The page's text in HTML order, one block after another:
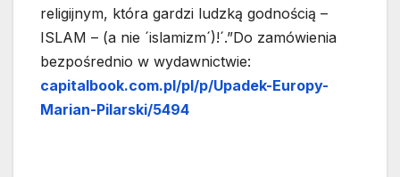
religijnym, która gardzi ludzką godnością –
ISLAM – (a nie ´islamizm´)!´.”Do zamówienia
bezpośrednio w wydawnictwie:
capitalbook.com.pl/pl/p/Upadek-Europy-
Marian-Pilarski/5494